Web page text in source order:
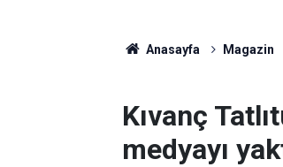
Anasayfa Magazin
Kıvanç
medyayı